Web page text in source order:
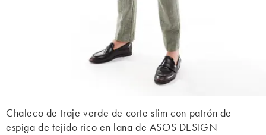
Chaleco de traje verde de corte slim con patrón de
espiga de tejido rico en lana de ASOS DESIGN